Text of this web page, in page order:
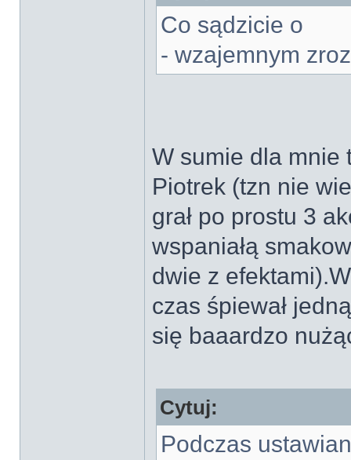
Co sądzicie o
- wzajemnym
W sumie dla mnie
Piotrek (tzn nie
grał po prostu 3
wspaniałą
dwie z
czas śpiewał
się baaardzo
Cytuj:
Podczas